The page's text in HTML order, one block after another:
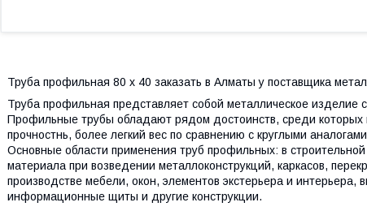
Труба профильная 80 х 40 заказать в Алматы у поставщика
Труба профильная представляет собой металлическое изделие
Профильные трубы обладают рядом достоинств, среди которых
прочностнь, более легкий вес по сравнению с круглыми
Основные области применения труб профильных: в строительной
материала при возведении металлоконструкций, каркасов,
производстве мебели, окон, элементов экстерьера и интерьера,
информационные щиты и другие конструкции.